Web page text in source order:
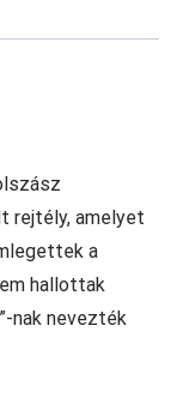
rejtély, amelyet
a
hallottak
nak nevezték